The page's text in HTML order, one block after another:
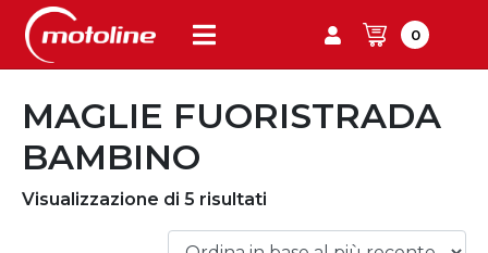
0
MAGLIE FUORISTRADA
BAMBINO
Visualizzazione di 5 risultati